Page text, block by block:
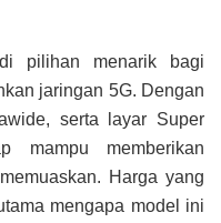
pilihan menarik bagi
jaringan 5G. Dengan
serta layar Super
mampu memberikan
Harga yang
mengapa model ini